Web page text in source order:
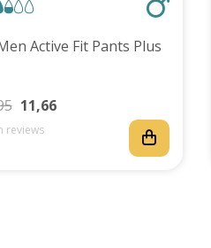
TENA Men Active Fit Pants Plus
11,66
reviews